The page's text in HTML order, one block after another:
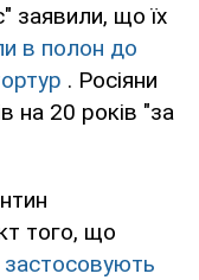
заявили, що їх
в полон до
. Росіяни
на 20 років "за
того, що
застосовують